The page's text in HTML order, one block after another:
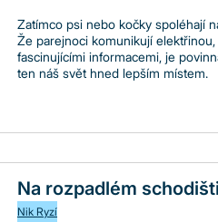
Zatímco psi nebo kočky spoléhají
Že parejnoci komunikují
fascinujícími informacemi, je
ten náš svět hned lepším místem.
Na rozpadlém
Nik Ryzí